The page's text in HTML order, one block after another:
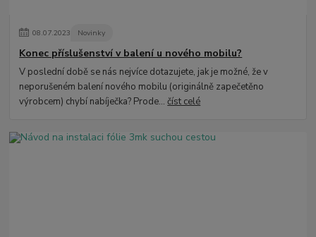
08.07.2023 Novinky
Konec příslušenství v balení u nového mobilu?
V poslední době se nás nejvíce dotazujete, jak je možné, že v
neporušeném balení nového mobilu (originálně zapečetěno
výrobcem) chybí nabíječka? Prode...číst celé